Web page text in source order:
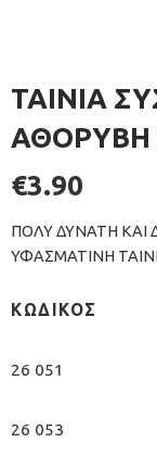
ΤΑΙΝΙΑ
ΑΘΟΡΥΒΗ
€3.90
ΠΟΛΥ ΔΥΝΑΤΗ ΚΑΙ
ΥΦΑΣΜΑΤΙΝΗ
ΚΩΔΙΚΟΣ
26 051
26 053